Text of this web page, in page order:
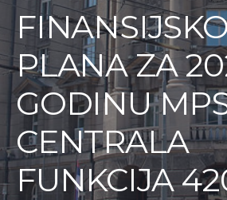
PLANA ZA
GODINU
CENTRALA
FUNKCIJA